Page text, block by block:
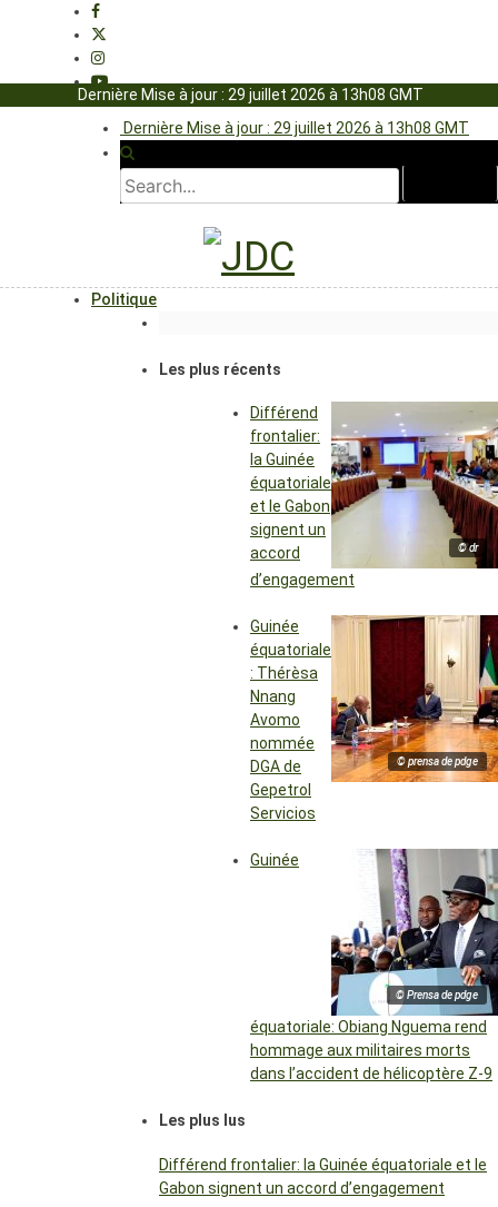
Dernière Mise à jour : 29 juillet 2026 à 13h08 GMT
Dernière Mise à jour : 29 juillet 2026 à 13h08 GMT
Politique
Les plus récents
© dr
Différend
frontalier:
la Guinée
équatoriale
et le Gabon
signent un
accord
d’engagement
© prensa de pdge
Guinée
équatoriale
: Thérèsa
Nnang
Avomo
nommée
DGA de
Gepetrol
Servicios
© Prensa de pdge
Guinée
équatoriale: Obiang Nguema rend
hommage aux militaires morts
dans l’accident de hélicoptère Z-9
Les plus lus
Différend frontalier: la Guinée équatoriale et le
Gabon signent un accord d’engagement